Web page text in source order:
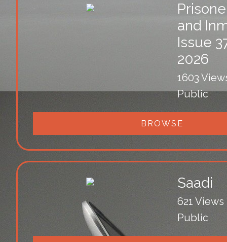
and
Issue
2026
1603
Public
BROWSE
Saadi
621 Views
Public